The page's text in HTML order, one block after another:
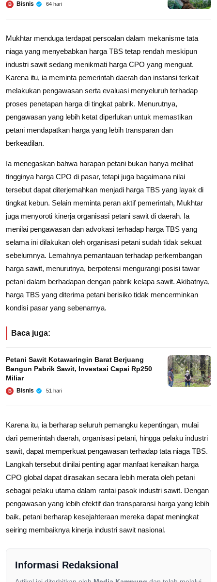
B Bisnis 64 hari
Mukhtar menduga terdapat persoalan dalam mekanisme tata
niaga yang menyebabkan harga TBS tetap rendah meskipun
industri sawit sedang menikmati harga CPO yang menguat.
Karena itu, ia meminta pemerintah daerah dan instansi terkait
melakukan pengawasan serta evaluasi menyeluruh terhadap
proses penetapan harga di tingkat pabrik. Menurutnya,
pengawasan yang lebih ketat diperlukan untuk memastikan
petani mendapatkan harga yang lebih transparan dan
berkeadilan.
Ia menegaskan bahwa harapan petani bukan hanya melihat
tingginya harga CPO di pasar, tetapi juga bagaimana nilai
tersebut dapat diterjemahkan menjadi harga TBS yang layak di
tingkat kebun. Selain meminta peran aktif pemerintah, Mukhtar
juga menyoroti kinerja organisasi petani sawit di daerah. Ia
menilai pengawasan dan advokasi terhadap harga TBS yang
selama ini dilakukan oleh organisasi petani sudah tidak sekuat
sebelumnya. Lemahnya pemantauan terhadap perkembangan
harga sawit, menurutnya, berpotensi mengurangi posisi tawar
petani dalam berhadapan dengan pabrik kelapa sawit. Akibatnya,
harga TBS yang diterima petani berisiko tidak mencerminkan
kondisi pasar yang sebenarnya.
Baca juga:
Petani Sawit Kotawaringin Barat Berjuang
Bangun Pabrik Sawit, Investasi Capai Rp250
Miliar
B Bisnis 51 hari
Karena itu, ia berharap seluruh pemangku kepentingan, mulai
dari pemerintah daerah, organisasi petani, hingga pelaku industri
sawit, dapat memperkuat pengawasan terhadap tata niaga TBS.
Langkah tersebut dinilai penting agar manfaat kenaikan harga
CPO global dapat dirasakan secara lebih merata oleh petani
sebagai pelaku utama dalam rantai pasok industri sawit. Dengan
pengawasan yang lebih efektif dan transparansi harga yang lebih
baik, petani berharap kesejahteraan mereka dapat meningkat
seiring membaiknya kinerja industri sawit nasional.
Informasi Redaksional